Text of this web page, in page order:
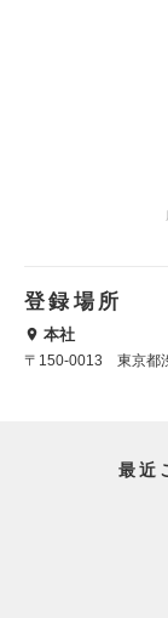
登録場所
本社
〒150-0013 東京都
最近